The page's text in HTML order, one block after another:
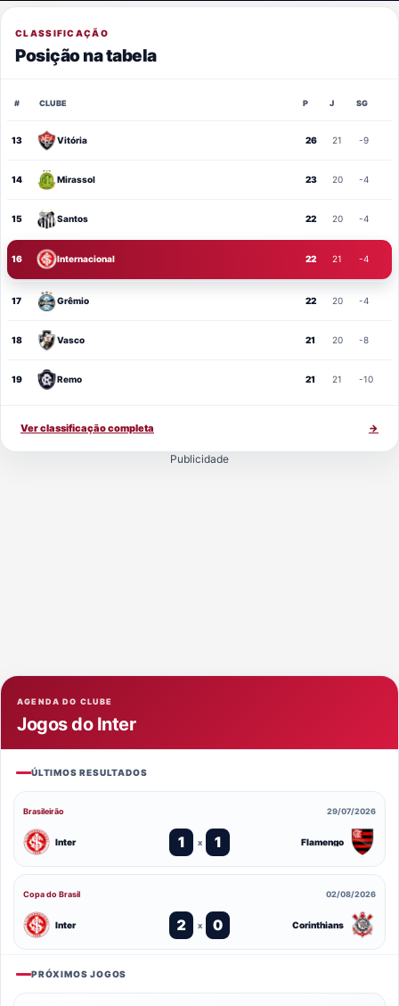
CLASSIFICAÇÃO
Posição na tabela
# CLUBE P J SG
13 Vitória 26 21 -9
14 Mirassol 23 20 -4
15 Santos 22 20 -4
16 Internacional 22 21 -4
17 Grêmio 22 20 -4
18 Vasco 21 20 -8
19 Remo 21 21 -10
Ver classificação completa →
Publicidade
AGENDA DO CLUBE
Jogos do Inter
ÚLTIMOS RESULTADOS
Brasileirão 29/07/2026
Inter 1 x 1 Flamengo
Copa do Brasil 02/08/2026
Inter 2 x 0 Corinthians
PRÓXIMOS JOGOS